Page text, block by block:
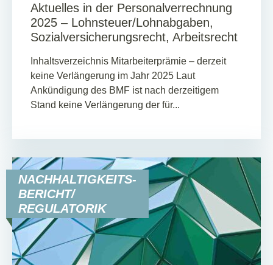
Aktuelles in der Personalverrechnung
2025 – Lohnsteuer/Lohnabgaben,
Sozialversicherungsrecht, Arbeitsrecht
Inhaltsverzeichnis Mitarbeiterprämie – derzeit
keine Verlängerung im Jahr 2025 Laut
Ankündigung des BMF ist nach derzeitigem
Stand keine Verlängerung der für...
NACHHALTIGKEITS-
BERICHT/
REGULATORIK